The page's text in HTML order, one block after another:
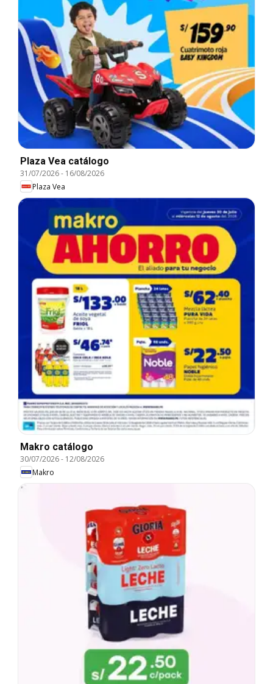
Plaza Vea catálogo
31/07/2026- 16/08/2026
Plaza Vea
Makro catálogo
30/07/2026- 12/08/2026
Makro